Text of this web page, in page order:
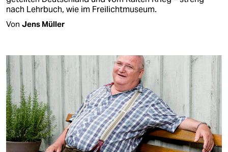
nach Lehrbuch, wie im Freilichtmuseum.
Von Jens Müller